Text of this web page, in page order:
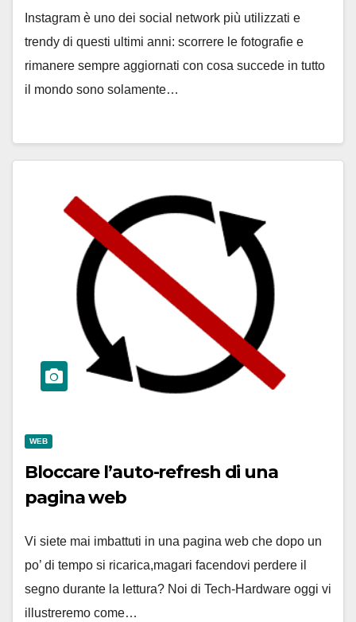
Instagram è uno dei social network più utilizzati e
trendy di questi ultimi anni: scorrere le fotografie e
rimanere sempre aggiornati con cosa succede in tutto
il mondo sono solamente…
WEB
Bloccare l’auto-refresh di una
pagina web
Vi siete mai imbattuti in una pagina web che dopo un
po’ di tempo si ricarica,magari facendovi perdere il
segno durante la lettura? Noi di Tech-Hardware oggi vi
illustreremo come…